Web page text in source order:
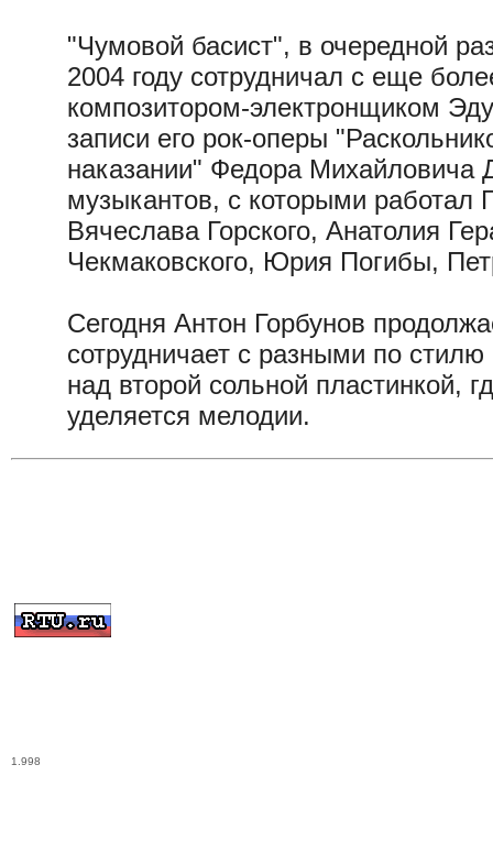
"Чумовой басист", в очередной
2004 году сотрудничал с еще
композитором-электронщиком
записи его рок-оперы
наказании" Федора Михайловича
музыкантов, с которыми работал
Вячеслава Горского, Анатолия
Чекмаковского, Юрия Погибы,
Сегодня Антон Горбунов
сотрудничает с разными по
над второй сольной пластинкой,
уделяется мелодии.
1.998